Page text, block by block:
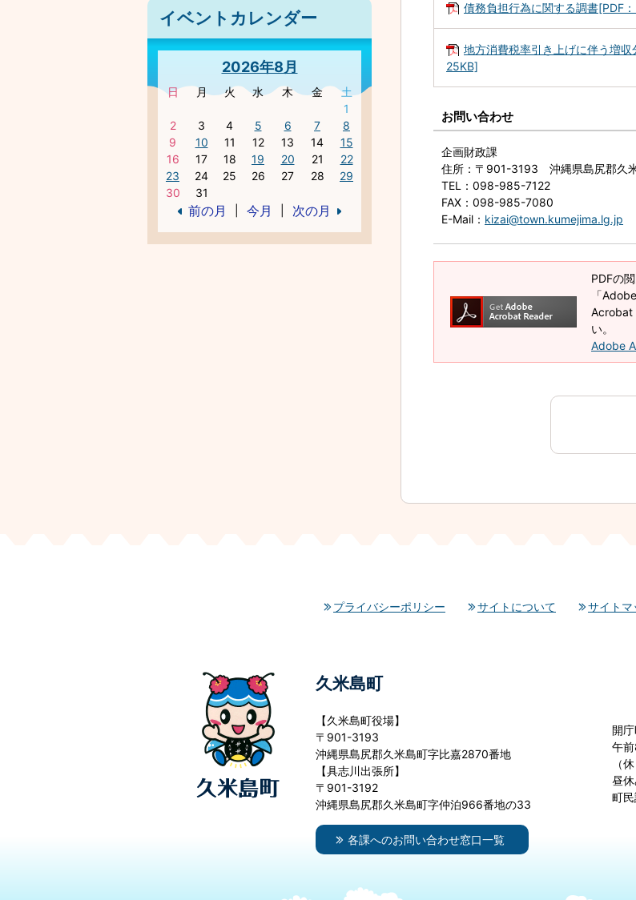
債務負担行為に関する調書[PDF
地方消費税率引き上げに伴う増
25KB]
お問い合わせ
企画財政課
住所 ：〒901-3193 沖縄県島尻郡久
TEL
：098-985-7122
FAX ：098-985-7080
E-Mail ： kizai@town.kumejima.lg.jp
PDFの
「
Acrobat
い。
Adobe
イベントカレンダー
2026年8月
日 月 火 水 木 金
土
1
2
3 4 5 6 7
8
9
10 11 12 13 14
15
16
17 18 19 20 21
22
23
24 25 26 27 28
29
30
31
前の月 今月 次の月
プライバシーポリシー サイトについて サイトマ
久米島町
【久米島町役場】
〒901-3193
沖縄県島尻郡久米島町字比嘉2870番地
【具志川出張所】
〒901-3192
沖縄県島尻郡久米島町字仲泊966番地の33
各課へのお問い合わせ窓口一覧
開
午
（
昼
町